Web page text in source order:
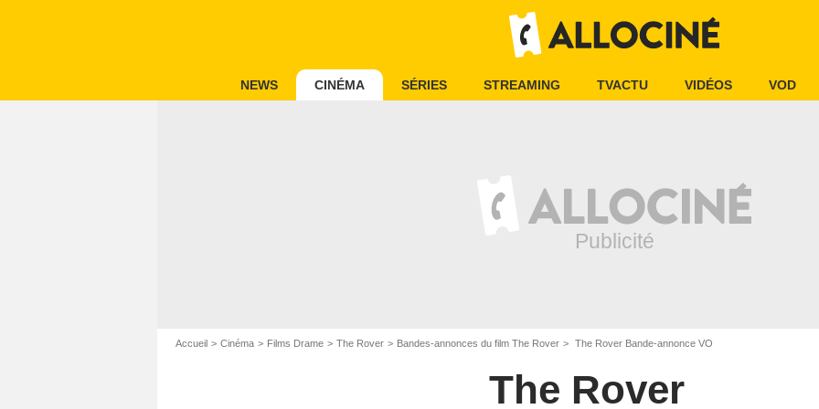
NEWS CINÉMA SÉRIES STREAMING TVACTU VIDÉOS VOD
Accueil Cinéma Films Drame The Rover Bandes-annonces du film The Rover The Rover Bande-annonce VO
The Rover